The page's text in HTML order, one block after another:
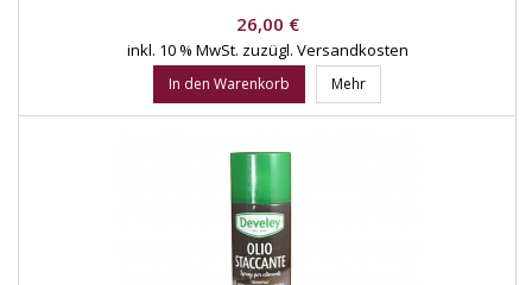
Preis
26,00 €
inkl. 10 % MwSt. zuzügl. Versandkosten
In den Warenkorb Mehr